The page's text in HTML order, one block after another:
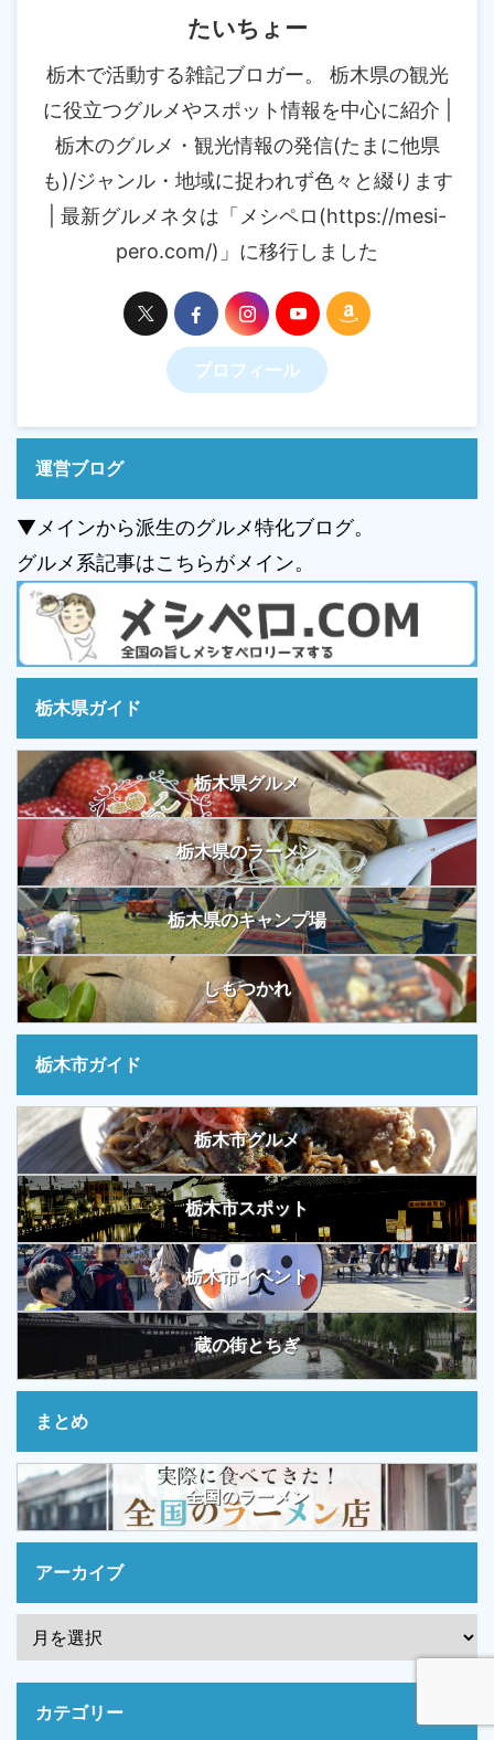
たいちょー
栃木で活動する雑記ブロガー。 栃木県の観光
に役立つグルメやスポット情報を中心に紹介 |
栃木のグルメ・観光情報の発信(たまに他県
も)/ジャンル・地域に捉われず色々と綴ります
| 最新グルメネタは「メシペロ(https://mesi-
pero.com/)」に移行しました
プロフィール
運営ブログ
▼メインから派生のグルメ特化ブログ。
グルメ系記事はこちらがメイン。
栃木県ガイド
栃木県グルメ
栃木県のラーメン
栃木県のキャンプ場
しもつかれ
栃木市ガイド
栃木市グルメ
栃木市スポット
栃木市イベント
蔵の街とちぎ
まとめ
全国のラーメン
アーカイブ
カテゴリー